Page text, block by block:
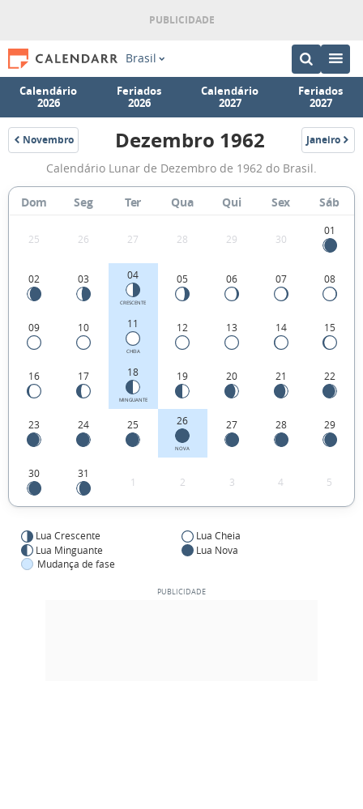
Brasil
Calendário
2026
Feriados
2026
Calendário
2027
Feriados
2027
Novembro
1962
Fases
da
Lua
1962
Dezembro 1962 Janeiro
1963
Calendário Lunar de Dezembro de 1962 do Brasil.
Dom Seg Ter Qua Qui Sex Sáb
25 26 27 28 29 30
01
02 03 04
CRESCENTE
05 06 07 08
09 10 11
CHEIA
12 13 14 15
16 17 18
MINGUANTE
19 20 21 22
23 24 25 26
NOVA
27 28 29
30 31
1 2 3 4 5
Lua Crescente
Lua Cheia
Lua Minguante
Lua Nova
Mudança de fase